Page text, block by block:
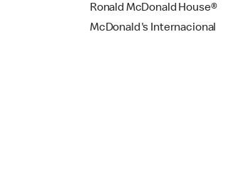
Ronald McDonald House®
McDonald's Internacional